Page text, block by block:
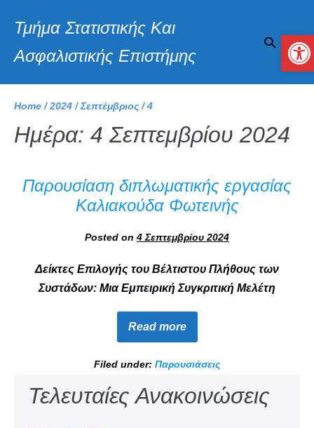
Τμήμα Στατιστικής Και
Ασφαλιστικής Επιστήμης
Home /2024 /Σεπτέμβριος /4
Ημέρα: 4 Σεπτεμβρίου 2024
Παρουσίαση διπλωματικής εργασίας
Καλιακούδα Φωτεινής
Posted on 4 Σεπτεμβρίου 2024
Δείκτες Επιλογής του Βέλτιστου Πλήθους των
Συστάδων: Μια Εμπειρική Συγκριτική Μελέτη
Read more
Filed under: Παρουσιάσεις
Τελευταίες Ανακοινώσεις